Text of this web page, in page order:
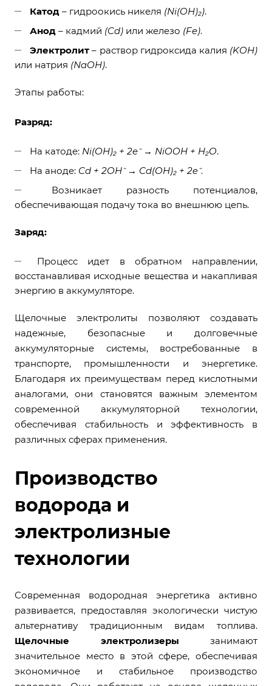
Катод – гидроокись никеля (Ni(OH)₂).
Анод – кадмий (Cd) или железо (Fe).
Электролит – раствор гидроксида калия (KOH)
или натрия (NaOH).
Этапы работы:
Разряд:
На катоде: Ni(OH)₂ + 2e⁻ → NiOOH + H₂O.
На аноде: Cd + 2OH⁻ → Cd(OH)₂ + 2e⁻.
Возникает разность потенциалов,
обеспечивающая подачу тока во внешнюю цепь.
Заряд:
Процесс идет в обратном направлении,
восстанавливая исходные вещества и накапливая
энергию в аккумуляторе.
Щелочные электролиты позволяют создавать
надежные, безопасные и долговечные
аккумуляторные системы, востребованные в
транспорте, промышленности и энергетике.
Благодаря их преимуществам перед кислотными
аналогами, они становятся важным элементом
современной аккумуляторной технологии,
обеспечивая стабильность и эффективность в
различных сферах применения.
Производство
водорода и
электролизные
технологии
Современная водородная энергетика активно
развивается, предоставляя экологически чистую
альтернативу традиционным видам топлива.
Щелочные электролизеры занимают
значительное место в этой сфере, обеспечивая
экономичное и стабильное производство